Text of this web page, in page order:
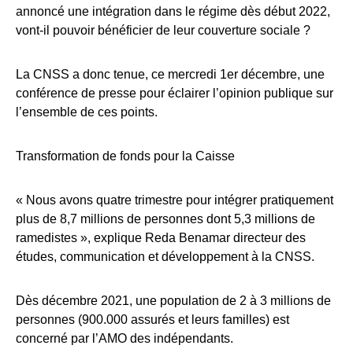
annoncé une intégration dans le régime dès début 2022,
vont-il pouvoir bénéficier de leur couverture sociale ?
La CNSS a donc tenue, ce mercredi 1er décembre, une
conférence de presse pour éclairer l’opinion publique sur
l’ensemble de ces points.
Transformation de fonds pour la Caisse
« Nous avons quatre trimestre pour intégrer pratiquement
plus de 8,7 millions de personnes dont 5,3 millions de
ramedistes », explique Reda Benamar directeur des
études, communication et développement à la CNSS.
Dès décembre 2021, une population de 2 à 3 millions de
personnes (900.000 assurés et leurs familles) est
concerné par l’AMO des indépendants.